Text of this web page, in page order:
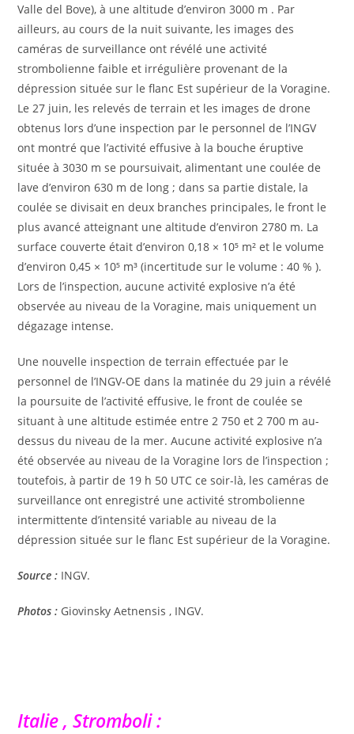
Valle del Bove), à ​​une altitude d’environ 3000 m . Par
ailleurs, au cours de la nuit suivante, les images des
caméras de surveillance ont révélé une activité
strombolienne faible et irrégulière provenant de la
dépression située sur le flanc Est supérieur de la Voragine.
Le 27 juin, les relevés de terrain et les images de drone
obtenus lors d’une inspection par le personnel de l’INGV
ont montré que l’activité effusive à la bouche éruptive
située à 3030 m se poursuivait, alimentant une coulée de
lave d’environ 630 m de long ; dans sa partie distale, la
coulée se divisait en deux branches principales, le front le
plus avancé atteignant une altitude d’environ 2780 m. La
surface couverte était d’environ 0,18 × 10⁵ m² et le volume
d’environ 0,45 × 10⁵ m³ (incertitude sur le volume : 40 % ).
Lors de l’inspection, aucune activité explosive n’a été
observée au niveau de la Voragine, mais uniquement un
dégazage intense.
Une nouvelle inspection de terrain effectuée par le
personnel de l’INGV-OE dans la matinée du 29 juin a révélé
la poursuite de l’activité effusive, le front de coulée se
situant à une altitude estimée entre 2 750 et 2 700 m au-
dessus du niveau de la mer. Aucune activité explosive n’a
été observée au niveau de la Voragine lors de l’inspection ;
toutefois, à partir de 19 h 50 UTC ce soir-là, les caméras de
surveillance ont enregistré une activité strombolienne
intermittente d’intensité variable au niveau de la
dépression située sur le flanc Est supérieur de la Voragine.
Source : INGV.
Photos : Giovinsky Aetnensis , INGV.
Italie , Stromboli :